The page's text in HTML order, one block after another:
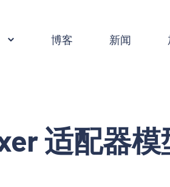
博客 新闻
适配器模